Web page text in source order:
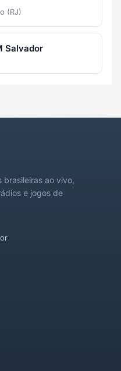
(RJ)
Salvador
brasileiras ao vivo,
e jogos de